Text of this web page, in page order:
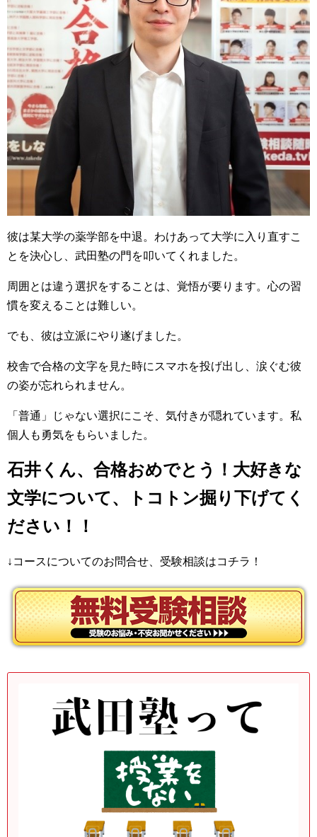
彼は某大学の薬学部を中退。わけあって大学に入り直すこ
とを決心し、武田塾の門を叩いてくれました。
周囲とは違う選択をすることは、覚悟が要ります。心の習
慣を変えることは難しい。
でも、彼は立派にやり遂げました。
校舎で合格の文字を見た時にスマホを投げ出し、涙ぐむ彼
の姿が忘れられません。
「普通」じゃない選択にこそ、気付きが隠れています。私
個人も勇気をもらいました。
石井くん、合格おめでとう！大好きな
文学について、トコトン掘り下げてく
ださい！！
↓コースについてのお問合せ、受験相談はコチラ！